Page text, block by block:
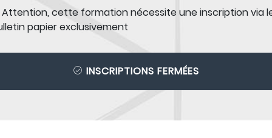
Attention, cette formation nécessite une inscription via
papier exclusivement
INSCRIPTIONS FERMÉES